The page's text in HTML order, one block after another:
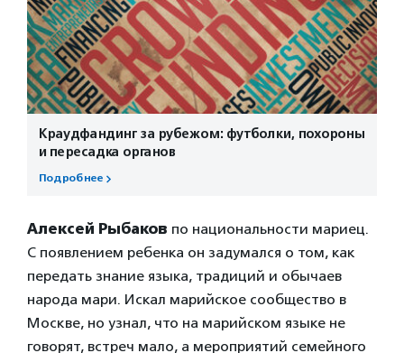
Краудфандинг за рубежом: футболки, похороны
и пересадка органов
Подробнее
Алексей Рыбаков по национальности мариец.
С появлением ребенка он задумался о том, как
передать знание языка, традиций и обычаев
народа мари. Искал марийское сообщество в
Москве, но узнал, что на марийском языке не
говорят, встреч мало, а мероприятий семейного